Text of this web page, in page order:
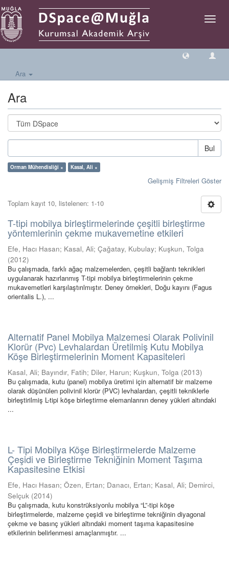
Geçiş
Ara
Ara
Bul
Orman Mühendisliği × Kasal, Ali ×
Gelişmiş Filtreleri Göster
Toplam kayıt 10, listelenen: 1-10
T-tipi mobilya birleştirmelerinde çeşitli birleştirme
yöntemlerinin çekme mukavemetine etkileri
Efe, Hacı Hasan; Kasal, Ali; Çağatay, Kubulay; Kuşkun, Tolga
(2012)
Bu çalışmada, farklı ağaç malzemelerden, çeşitli bağlantı teknikleri
uygulanarak hazırlanmış T-tipi mobilya birleştirmelerinin çekme
mukavemetleri karşılaştırılmıştır. Deney örnekleri, Doğu kayını (Fagus
orientalis L.), ...
Alternatif Panel Mobilya Malzemesi Olarak Polivinil
Klorür (Pvc) Levhalardan Üretilmiş Kutu Mobilya
Köşe Birleştirmelerinin Moment Kapasiteleri
Kasal, Ali; Bayındır, Fatih; Diler, Harun; Kuşkun, Tolga (2013)
Bu çalışmada, kutu (panel) mobilya üretimi için alternatif bir malzeme
olarak düşünülen polivinil klorür (PVC) levhalardan, çeşitli tekniklerle
birleştirilmiş L-tipi köşe birleştirme elemanlarının deney yükleri altındaki
...
L- Tipi Mobilya Köşe Birleştirmelerde Malzeme
Çeşidi ve Birleştirme Tekniğinin Moment Taşıma
Kapasitesine Etkisi
Efe, Hacı Hasan; Özen, Ertan; Danacı, Ertan; Kasal, Ali; Demirci,
Selçuk (2014)
Bu çalışmada, kutu konstrüksiyonlu mobilya “L”-tipi köşe
birleştirmelerde, malzeme çeşidi ve birleştirme tekniğinin diyagonal
çekme ve basınç yükleri altındaki moment taşıma kapasitesine
etkilerinin belirlenmesi amaçlanmıştır. ...